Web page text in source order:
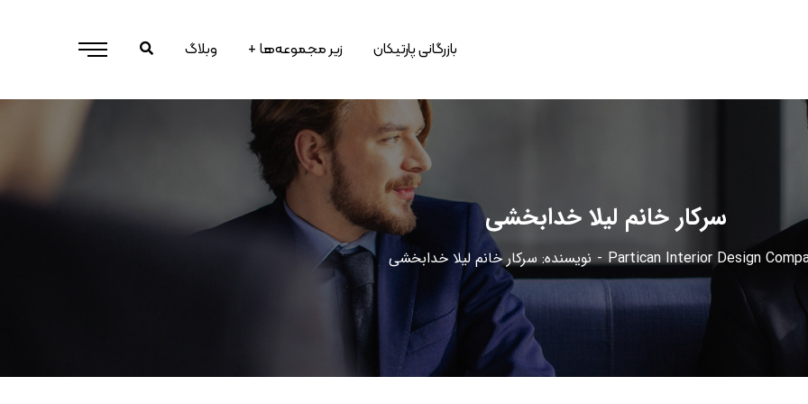
بازرگانی پارتیکان زیر مجموعه‌ها وبلاگ
سرکار خانم لیلا خدابخشی
Partican Interior Design نویسنده: سرکار خانم لیلا خدابخشی